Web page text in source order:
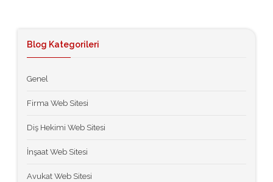
Blog Kategorileri
Genel
Firma Web Sitesi
Diş Hekimi Web Sitesi
İnşaat Web Sitesi
Avukat Web Sitesi